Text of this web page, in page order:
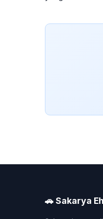
🚗 Sakarya